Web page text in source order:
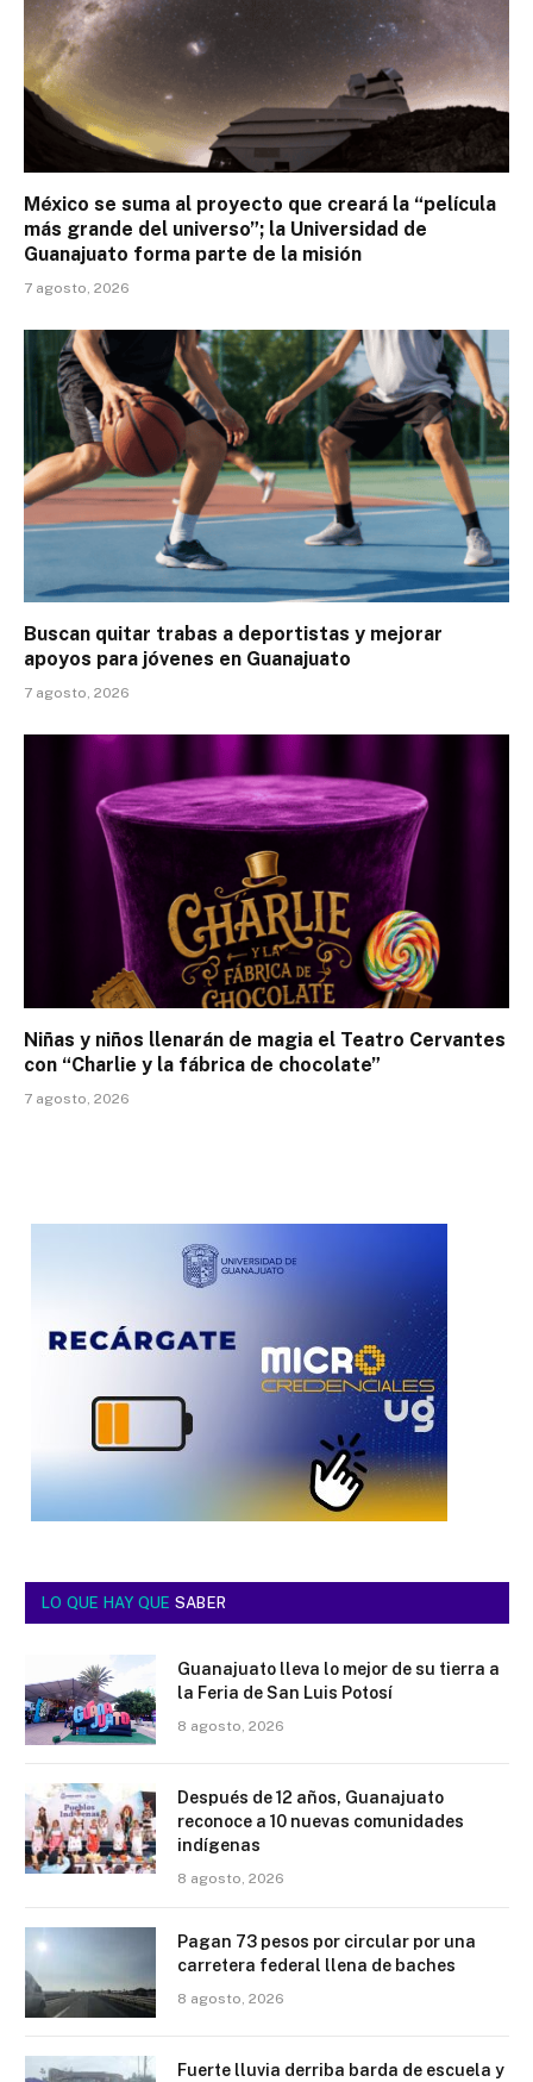
México se suma al proyecto que creará la “película
más grande del universo”; la Universidad de
Guanajuato forma parte de la misión
7 agosto, 2026
Buscan quitar trabas a deportistas y mejorar
apoyos para jóvenes en Guanajuato
7 agosto, 2026
Niñas y niños llenarán de magia el Teatro Cervantes
con “Charlie y la fábrica de chocolate”
7 agosto, 2026
LO QUE HAY QUE SABER
Guanajuato lleva lo mejor de su tierra a
la Feria de San Luis Potosí
8 agosto, 2026
Después de 12 años, Guanajuato
reconoce a 10 nuevas comunidades
indígenas
8 agosto, 2026
Pagan 73 pesos por circular por una
carretera federal llena de baches
8 agosto, 2026
Fuerte lluvia derriba barda de escuela y